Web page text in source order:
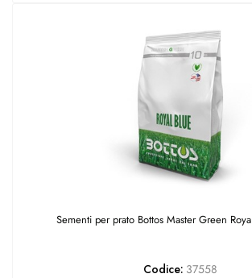
Sementi per prato Bottos Master Green
Codice: 37558